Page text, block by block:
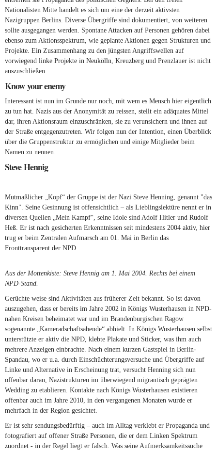
Nationalisten Mitte handelt es sich um eine der derzeit aktivsten
Nazigruppen Berlins. Diverse Übergriffe sind dokumentiert, von weiteren
sollte ausgegangen werden. Spontane Attacken auf Personen gehören dabei
ebenso zum Aktionsspektrum, wie geplante Aktionen gegen Strukturen und
Projekte. Ein Zusammenhang zu den jüngsten Angriffswellen auf
vorwiegend linke Projekte in Neukölln, Kreuzberg und Prenzlauer ist nicht
auszuschließen.
Know your enemy
Interessant ist nun im Grunde nur noch, mit wem es Mensch hier eigentlich
zu tun hat. Nazis aus der Anonymität zu reissen, stellt ein adäquates Mittel
dar, ihren Aktionsraum einzuschränken, sie zu verunsichern und ihnen auf
der Straße entgegenzutreten. Wir folgen nun der Intention, einen Überblick
über die Gruppenstruktur zu ermöglichen und einige Mitglieder beim
Namen zu nennen.
Steve Hennig
Mutmaßlicher „Kopf“ der Gruppe ist der Nazi Steve Henning, genannt "das
Kinn". Seine Gesinnung ist offensichtlich – als Lieblingslektüre nennt er in
diversen Quellen „Mein Kampf“, seine Idole sind Adolf Hitler und Rudolf
Heß. Er ist nach gesicherten Erkenntnissen seit mindestens 2004 aktiv, hier
trug er beim Zentralen Aufmarsch am 01. Mai in Berlin das
Fronttransparent der NPD.
Aus der Mottenkiste: Steve Hennig am 1. Mai 2004. Rechts bei einem
NPD-Stand.
Gerüchte weise sind Aktivitäten aus früherer Zeit bekannt. So ist davon
auszugehen, dass er bereits im Jahre 2002 in Königs Wusterhausen in NPD-
nahen Kreisen beheimatet war und im Brandenburgischen Ragow
sogenannte „Kameradschaftsabende“ abhielt. In Königs Wusterhausen selbst
unterstützte er aktiv die NPD, klebte Plakate und Sticker, was ihm auch
mehrere Anzeigen einbrachte. Nach einem kurzen Gastspiel in Berlin-
Spandau, wo er u.a. durch Einschüchterungsversuche und Übergriffe auf
Linke und Alternative in Erscheinung trat, versucht Henning sich nun
offenbar daran, Nazistrukturen im überwiegend migrantisch geprägten
Wedding zu etablieren. Kontakte nach Königs Wusterhausen existieren
offenbar auch im Jahre 2010, in den vergangenen Monaten wurde er
mehrfach in der Region gesichtet.
Er ist sehr sendungsbedürftig – auch im Alltag verklebt er Propaganda und
fotografiert auf offener Straße Personen, die er dem Linken Spektrum
zuordnet - in der Regel liegt er falsch. Was seine Aufmerksamkeitssuche